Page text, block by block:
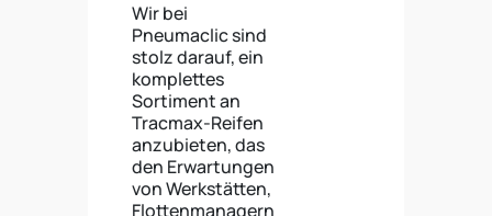
Wir bei
Pneumaclic sind
stolz darauf, ein
komplettes
Sortiment an
Tracmax-Reifen
anzubieten, das
den Erwartungen
von Werkstätten,
Flottenmanagern